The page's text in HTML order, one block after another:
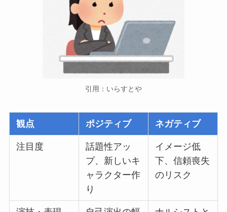
引用：いらすとや
観点 ポジティブ ネガティブ
注目度
話題性アッ
プ、新しいキ
ャラクター作
り
イメージ低
下、信頼喪失
のリスク